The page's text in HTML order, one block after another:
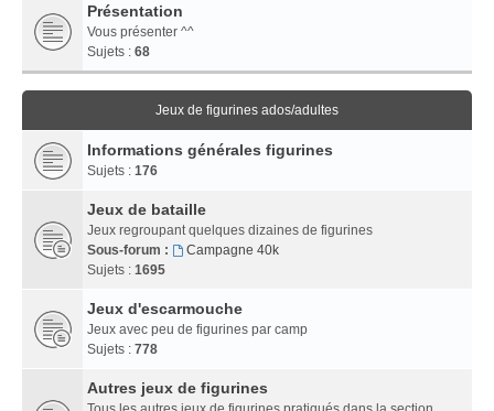
Présentation
Vous présenter ^^
Sujets : 68
Jeux de figurines ados/adultes
Informations générales figurines
Sujets : 176
Jeux de bataille
Jeux regroupant quelques dizaines de figurines
Sous-forum :
Campagne 40k
Sujets : 1695
Jeux d'escarmouche
Jeux avec peu de figurines par camp
Sujets : 778
Autres jeux de figurines